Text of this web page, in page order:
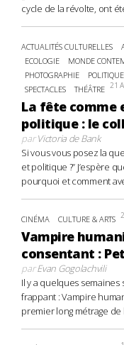
cycle de la révolte, ont
ACTUALITÉS CULTURELLES
ECOLOGIE
MONDE
PHOTOGRAPHIE
POLITIQUE
SPECTACLES
THÉÂTRE 21
La fête comme
politique : le
parVictoria de Bank
Si vous vous posez la
et politique ?” J’espère
pourquoi et comment
CINÉMA CULTURE & ARTS
Vampire
consentant :
parEvan Gogolachvili
Il y a quelques
frappant : Vampire
premier long métrage